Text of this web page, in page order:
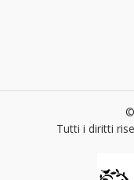
Tutti i diritti